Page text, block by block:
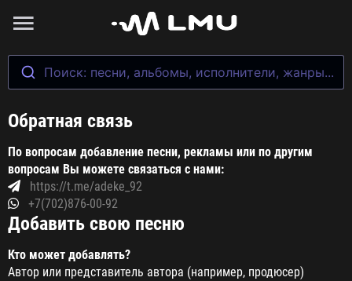
Поиск: песни, альбомы, исполнители, жанры...
Обратная связь
По вопросам добавление песни, рекламы или по другим
вопросам Вы можете связаться с нами:
https://t.me/adeke_92
+7(702)876-00-92
Добавить свою песню
Кто может добавлять?
Автор или представитель автора (например, продюсер)